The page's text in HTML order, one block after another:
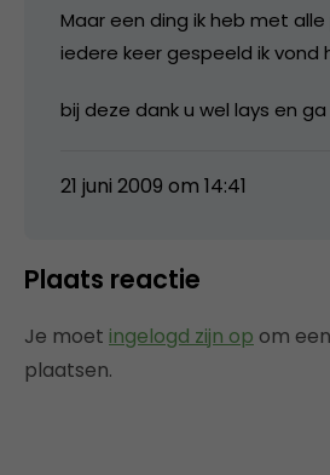
Maar een ding ik heb met
iedere keer gespeeld ik vond
bij deze dank u wel lays en
21 juni 2009 om 14:41
Plaats reactie
Je moet ingelogd zijn op om
plaatsen.